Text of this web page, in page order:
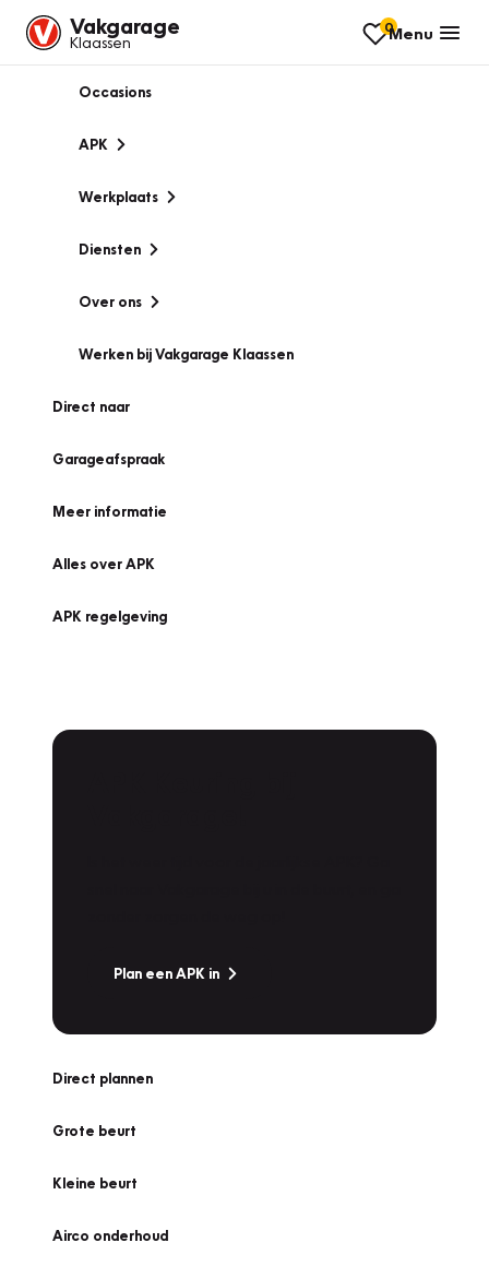
Vakgarage
Klaassen
0Menu
Occasions
APK
Werkplaats
Diensten
Over ons
Werken bij Vakgarage Klaassen
Direct naar
Garageafspraak
Meer informatie
Alles over APK
APK regelgeving
Plan een APK in
Direct plannen
Grote beurt
Kleine beurt
Airco onderhoud